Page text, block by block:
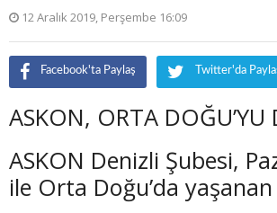
12 Aralık 2019, Perşembe 16:09
Facebook'ta Paylaş Twitter'da
ASKON, ORTA DOĞU’YU
ASKON Denizli Şubesi,
ile Orta Doğu’da